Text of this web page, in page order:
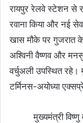
रायपुर रेलवे स्टेशन से
रवाना किया और नई
खास मौके पर गुजरात
अश्विनी वैष्णव और
वर्चुअली उपस्थित रहे।
टर्मिनस-अयोध्या
मुख्यमंत्री विष्णु